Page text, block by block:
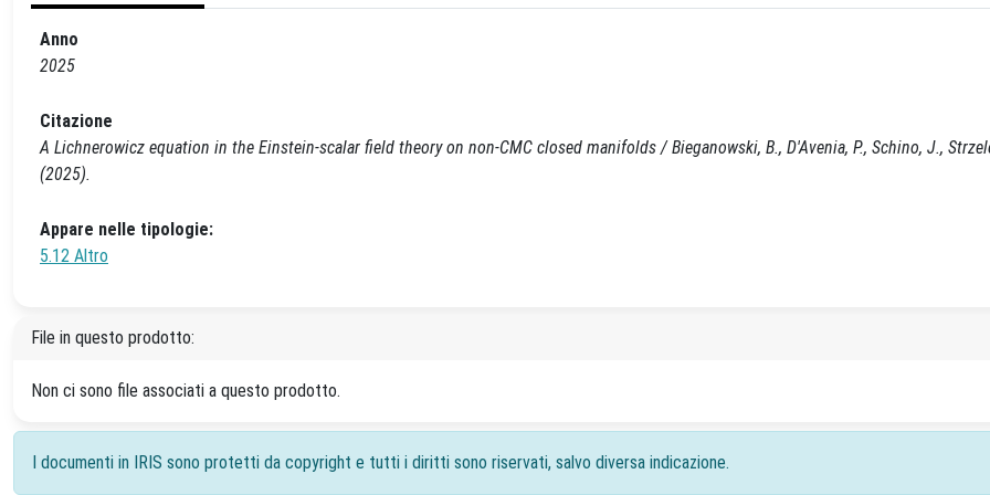
Anno
2025
Citazione
A Lichnerowicz equation in the Einstein-scalar field theory on non-CMC closed manifolds / Bieganowski, B., D'Avenia, P., Schino, J.,
(2025).
Appare nelle tipologie:
5.12 Altro
File in questo prodotto:
Non ci sono file associati a questo prodotto.
I documenti in IRIS sono protetti da copyright e tutti i diritti sono riservati, salvo diversa indicazione.